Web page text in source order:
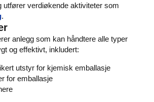
utfører verdiøkende aktiviteter som
.
anlegg som kan håndtere alle typer
og effektivt, inkludert:
utstyr for kjemisk emballasje
for emballasje